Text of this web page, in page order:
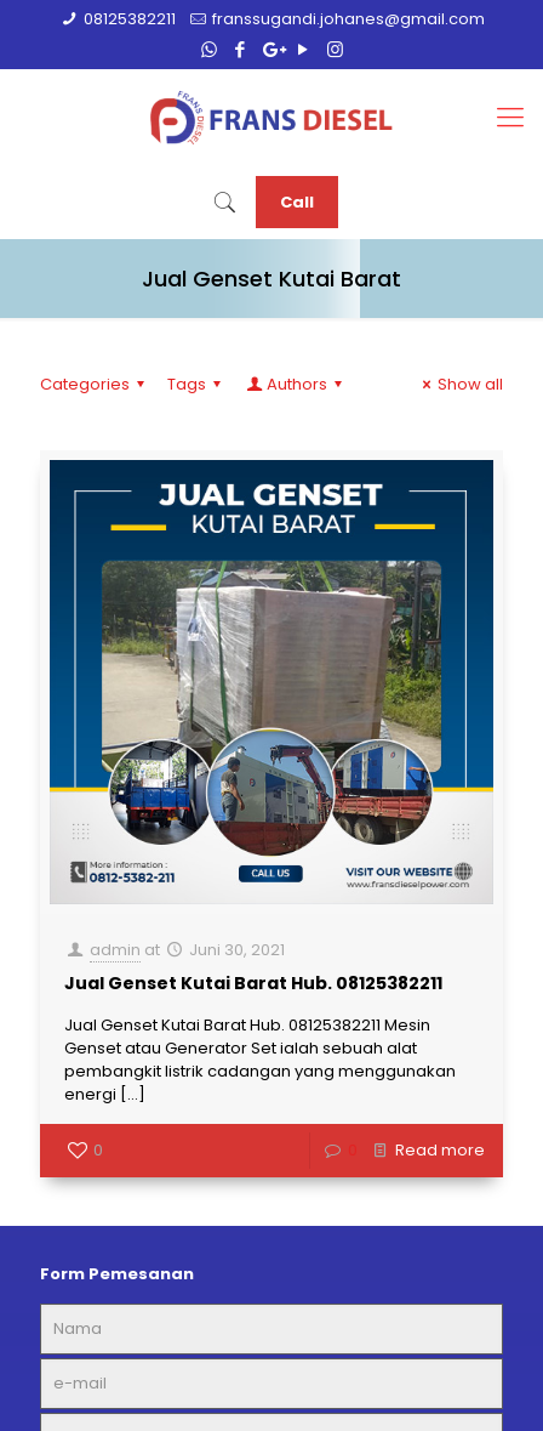
08125382211 franssugandi.johanes@gmail.com
Call
Jual Genset Kutai Barat
Categories Tags Authors Show all
admin at Juni 30, 2021
Jual Genset Kutai Barat Hub. 08125382211
Jual Genset Kutai Barat Hub. 08125382211 Mesin
Genset atau Generator Set ialah sebuah alat
pembangkit listrik cadangan yang menggunakan
energi […]
0 Read more
Form Pemesanan